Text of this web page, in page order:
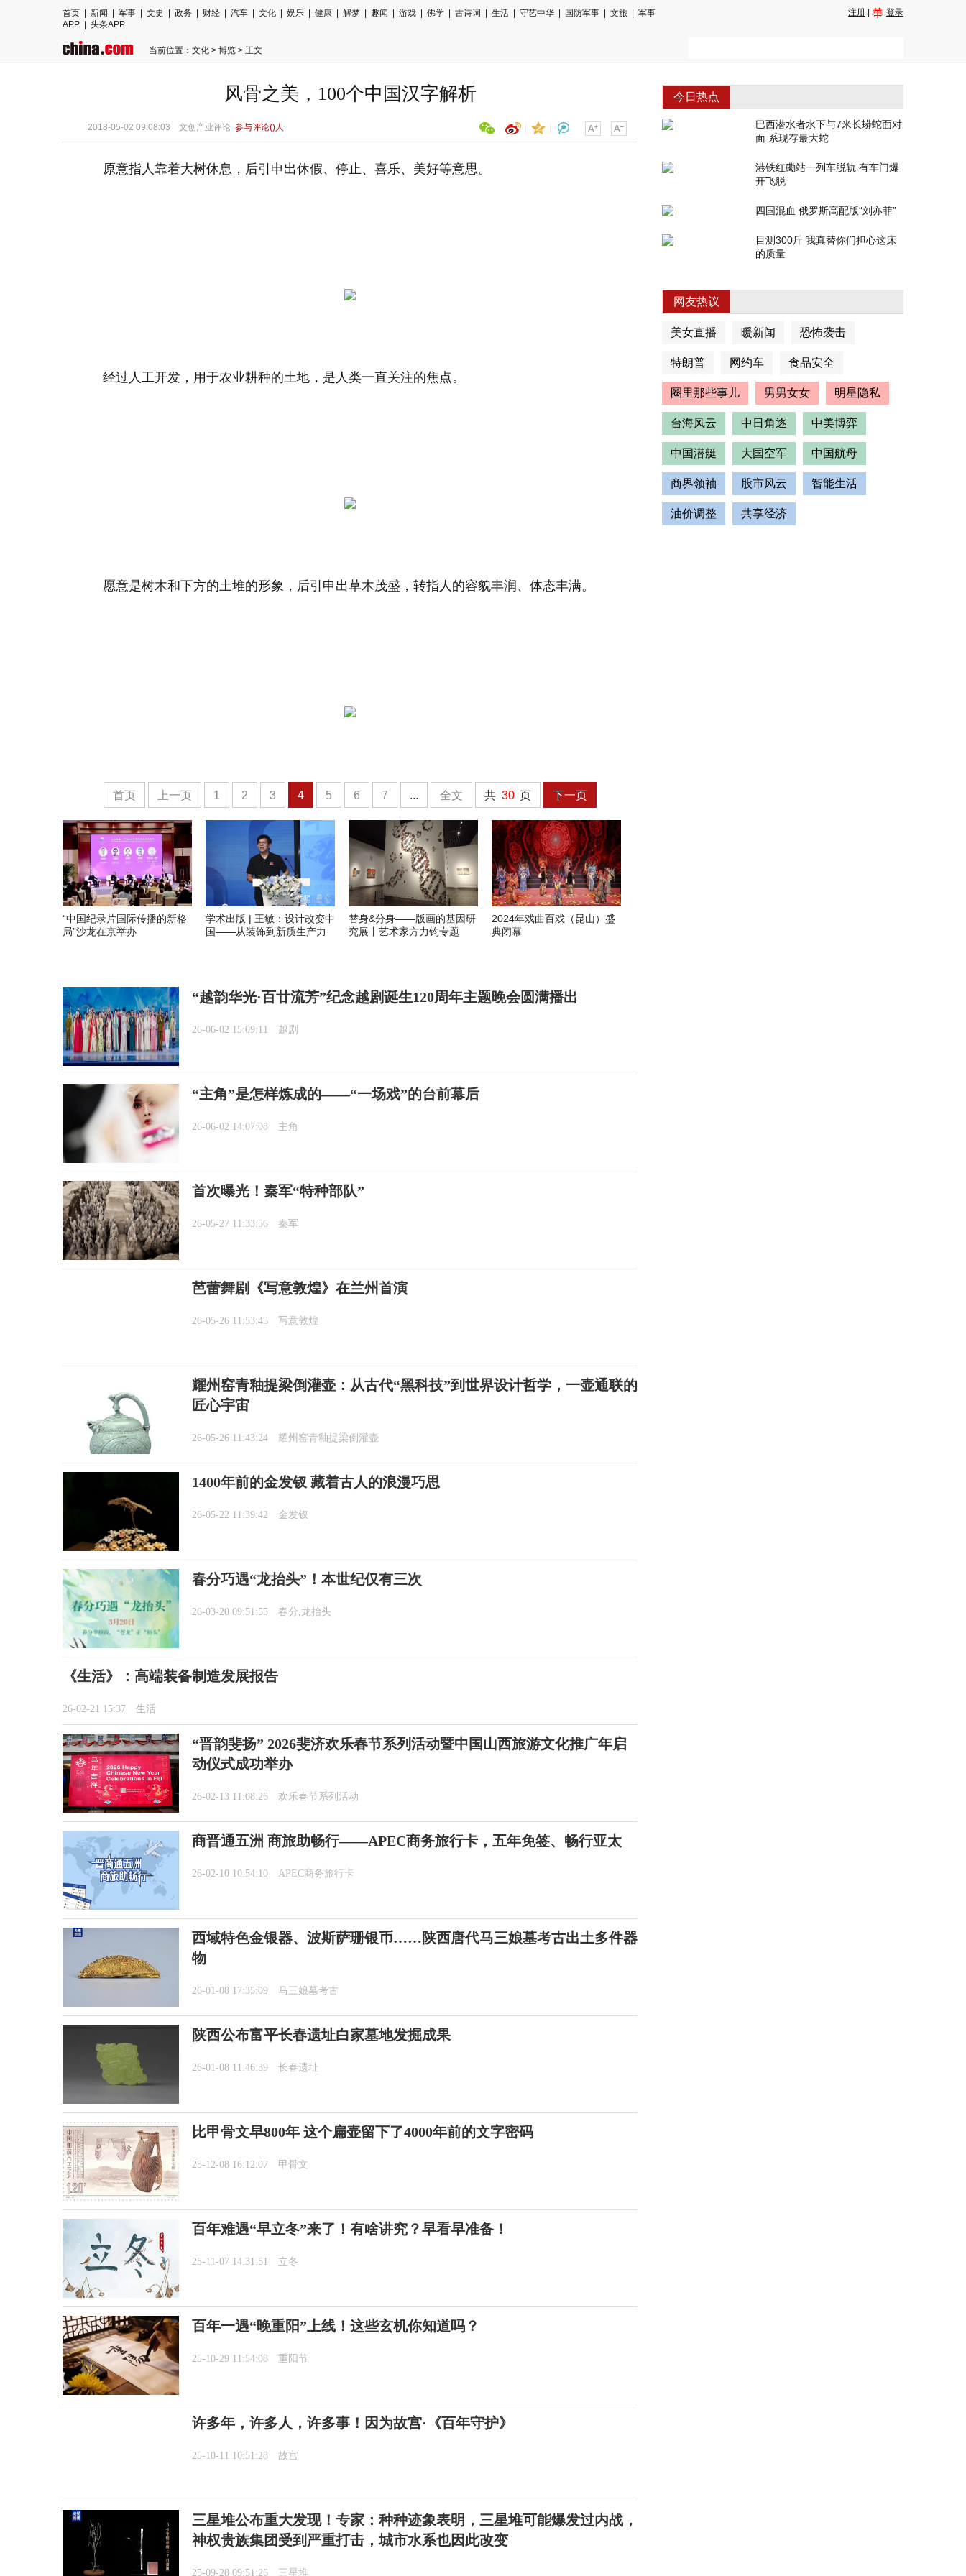
首页 新闻 军事 文史 政务 财经 汽车 文化 娱乐 健康 解梦 趣闻 游戏 佛学 古诗词 生活 守艺中华 国防军事 文旅
军事
APP
头条APP
注册 登录
当前位置： 文化 > 博览 > 正文
风骨之美，100个中国汉字解析
2018-05-02 09:08:03 文创产业评论 参与评论()人
原意指人靠着大树休息，后引申出休假、停止、喜乐、美好等意思。
经过人工开发，用于农业耕种的土地，是人类一直关注的焦点。
愿意是树木和下方的土堆的形象，后引申出草木茂盛，转指人的容貌丰润、体态丰满。
首页 上一页 1 2 3 4 5 6 7 ... 全文 共 30 页 下一页
“中国纪录片国际传播的新格
局”沙龙在京举办
学术出版 | 王敏：设计改变中
国——从装饰到新质生产力
替身&分身——版画的基因研
究展丨艺术家方力钧专题
2024年戏曲百戏（昆山）盛
典闭幕
“越韵华光·百廿流芳”纪念越剧诞生120周年主题晚会圆满播出
26-06-02 15:09:11 越剧
“主角”是怎样炼成的——“一场戏”的台前幕后
26-06-02 14:07:08 主角
首次曝光！秦军“特种部队”
26-05-27 11:33:56 秦军
芭蕾舞剧《写意敦煌》在兰州首演
26-05-26 11:53:45 写意敦煌
耀州窑青釉提梁倒灌壶：从古代“黑科技”到世界设计哲学，一壶通联的
匠心宇宙
26-05-26 11:43:24 耀州窑青釉提梁倒灌壶
1400年前的金发钗 藏着古人的浪漫巧思
26-05-22 11:39:42 金发钗
春分巧遇“龙抬头”！本世纪仅有三次
26-03-20 09:51:55 春分,龙抬头
《生活》：高端装备制造发展报告
26-02-21 15:37 生活
“晋韵斐扬” 2026斐济欢乐春节系列活动暨中国山西旅游文化推广年启
动仪式成功举办
26-02-13 11:08:26 欢乐春节系列活动
商晋通五洲 商旅助畅行——APEC商务旅行卡，五年免签、畅行亚太
26-02-10 10:54:10 APEC商务旅行卡
西域特色金银器、波斯萨珊银币……陕西唐代马三娘墓考古出土多件器
物
26-01-08 17:35:09 马三娘墓考古
陕西公布富平长春遗址白家墓地发掘成果
26-01-08 11:46:39 长春遗址
比甲骨文早800年 这个扁壶留下了4000年前的文字密码
25-12-08 16:12:07 甲骨文
百年难遇“早立冬”来了！有啥讲究？早看早准备！
25-11-07 14:31:51 立冬
百年一遇“晚重阳”上线！这些玄机你知道吗？
25-10-29 11:54:08 重阳节
许多年，许多人，许多事！因为故宫·《百年守护》
25-10-11 10:51:28 故宫
三星堆公布重大发现！专家：种种迹象表明，三星堆可能爆发过内战，
神权贵族集团受到严重打击，城市水系也因此改变
25-09-28 09:51:26 三星堆
今日热点
巴西潜水者水下与7米长蟒蛇面对
面 系现存最大蛇
港铁红磡站一列车脱轨 有车门爆
开飞脱
四国混血 俄罗斯高配版“刘亦菲”
目测300斤 我真替你们担心这床
的质量
网友热议
美女直播 暖新闻 恐怖袭击
特朗普 网约车 食品安全
圈里那些事儿 男男女女 明星隐私
台海风云 中日角逐 中美博弈
中国潜艇 大国空军 中国航母
商界领袖 股市风云 智能生活
油价调整 共享经济